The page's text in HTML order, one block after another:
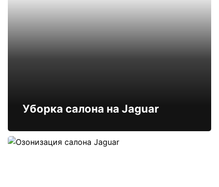
Уборка салона на Jaguar